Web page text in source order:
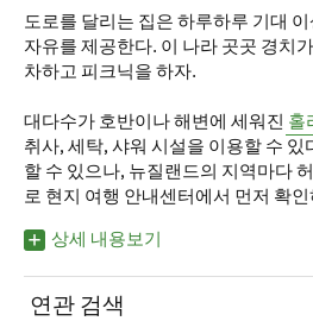
도로를 달리는 집은 하루하루 기대
자유를 제공한다. 이 나라 곳곳 경치
차하고 피크닉을 하자.
대다수가 호반이나 해변에 세워진 홀
취사, 세탁, 샤워 시설을 이용할 수 있
할 수 있으나, 뉴질랜드의 지역마다
로 현지 여행 안내센터에서 먼저 확
상세 내용보기
연관 검색